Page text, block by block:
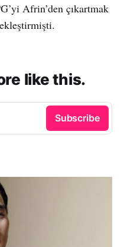
Afrin’den çıkartmak
like this.
Subscribe